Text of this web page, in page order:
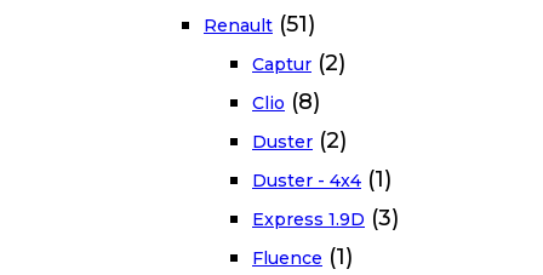
Renault (51)
Captur (2)
Clio (8)
Duster (2)
Duster - 4x4 (1)
Express 1.9D (3)
Fluence (1)